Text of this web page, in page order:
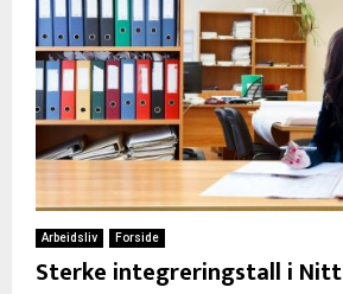
Arbeidsliv Forside
Sterke integreringstall i